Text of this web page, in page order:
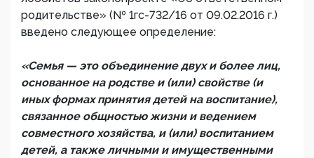
родительстве» (№ 1гс-732/16 от 09.02.2016 г.)
введено следующее определение:
«Семья — это объединение двух и более лиц,
основанное на родстве и (или) свойстве (и
иных формах принятия детей на воспитание),
связанное общностью жизни и ведением
совместного хозяйства, и (или) воспитанием
детей, а также личными и имущественными